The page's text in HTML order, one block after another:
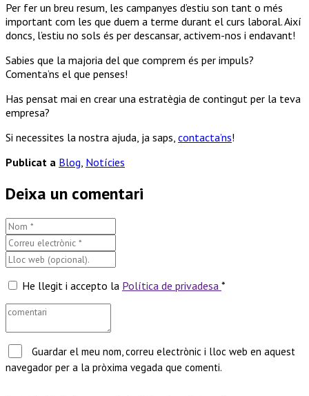
Per fer un breu resum, les campanyes d’estiu son tant o més
important com les que duem a terme durant el curs laboral. Així
doncs, l’estiu no sols és per descansar, activem-nos i endavant!
Sabies que la majoria del que comprem és per impuls?
Comenta’ns el que penses!
Has pensat mai en crear una estratègia de contingut per la teva
empresa?
Si necessites la nostra ajuda, ja saps, contacta’ns!
Publicat a Blog, Notícies
Deixa un comentari
He llegit i accepto la Política de privadesa *
Guardar el meu nom, correu electrònic i lloc web en aquest
navegador per a la pròxima vegada que comenti.